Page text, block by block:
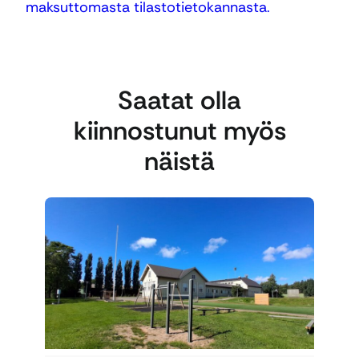
maksuttomasta tilastotietokannasta.
Saatat olla
kiinnostunut myös
näistä